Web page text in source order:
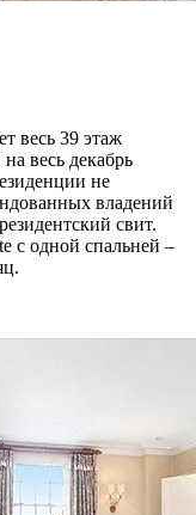
весь 39 этаж
весь декабрь
не
владений
свит.
с одной спальней –